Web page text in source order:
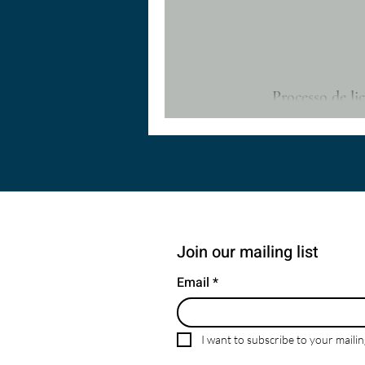
arrendamento pode ser a
alteração, ainda em fase de
decisões de investimento
Processo de
Join our mailing list
Email *
I want to subscribe to your